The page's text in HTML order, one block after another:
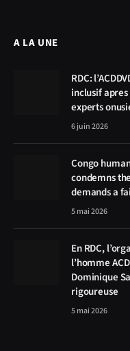
A LA UNE
RDC:
inclusif
experts
6 juin 2026
Congo
condemns
demands a
5 mai 2026
En RDC,
l’homme
Dominique
rigoureuse
5 mai 2026